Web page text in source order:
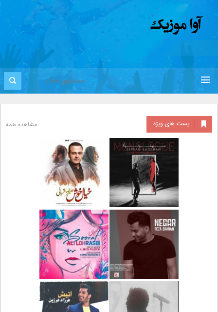
پست های ویژه مشاهده همه
دانلود آلبوم جدید سیروان
خسروی بنام مونولوگ
دانلود آهنگ جدید علیرضا
قربانی بنام خیال خوش
دانلود آهنگ جدید رضا
بهرام بنام نگار
دانلود آهنگ جدید علی
لهراسبی بنام صورت